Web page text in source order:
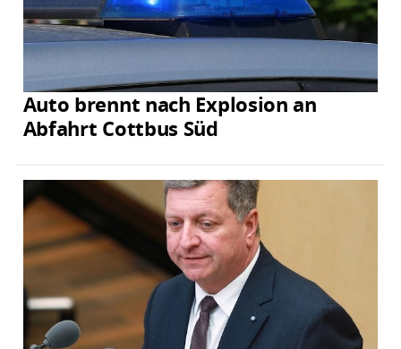
Auto brennt nach Explosion an
Abfahrt Cottbus Süd